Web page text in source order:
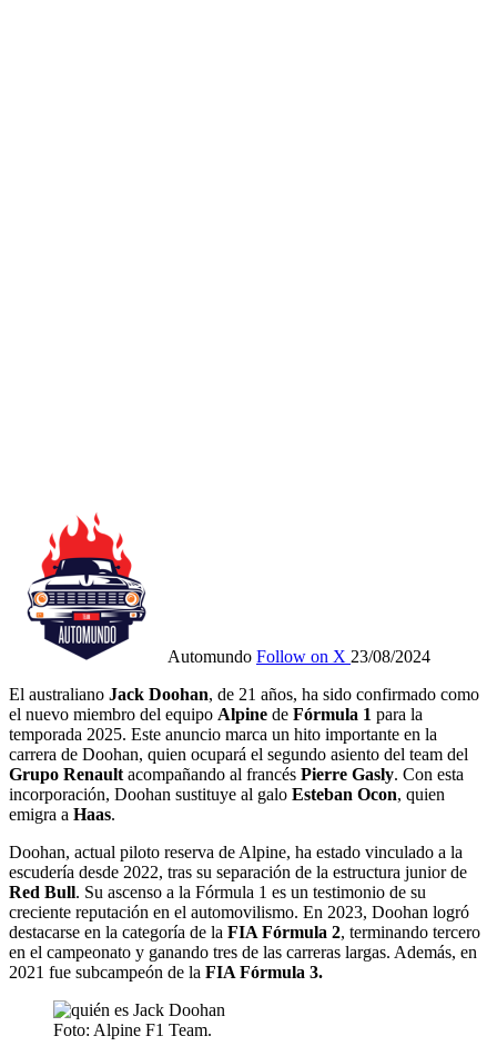
Automundo Follow on X 23/08/2024
El australiano Jack Doohan, de 21 años, ha sido confirmado como
el nuevo miembro del equipo Alpine de Fórmula 1 para la
temporada 2025. Este anuncio marca un hito importante en la
carrera de Doohan, quien ocupará el segundo asiento del team del
Grupo Renault acompañando al francés Pierre Gasly. Con esta
incorporación, Doohan sustituye al galo Esteban Ocon, quien
emigra a Haas.
Doohan, actual piloto reserva de Alpine, ha estado vinculado a la
escudería desde 2022, tras su separación de la estructura junior de
Red Bull. Su ascenso a la Fórmula 1 es un testimonio de su
creciente reputación en el automovilismo. En 2023, Doohan logró
destacarse en la categoría de la FIA Fórmula 2, terminando tercero
en el campeonato y ganando tres de las carreras largas. Además, en
2021 fue subcampeón de la FIA Fórmula 3.
Foto: Alpine F1 Team.